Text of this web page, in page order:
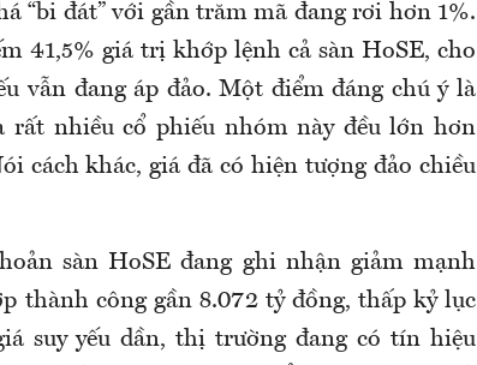
“bi đát” với gần trăm mã đang rơi hơn 1%.
41,5% giá trị khớp lệnh cả sàn HoSE, cho
vẫn đang áp đảo. Một điểm đáng chú ý là
rất nhiều cổ phiếu nhóm này đều lớn hơn
cách khác, giá đã có hiện tượng đảo chiều
sàn HoSE đang ghi nhận giảm mạnh
thành công gần 8.072 tỷ đồng, thấp kỷ lục
suy yếu dần, thị trường đang có tín hiệu